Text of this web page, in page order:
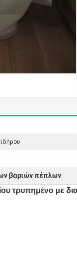
βαριών πέπλων
τρυπημένο με